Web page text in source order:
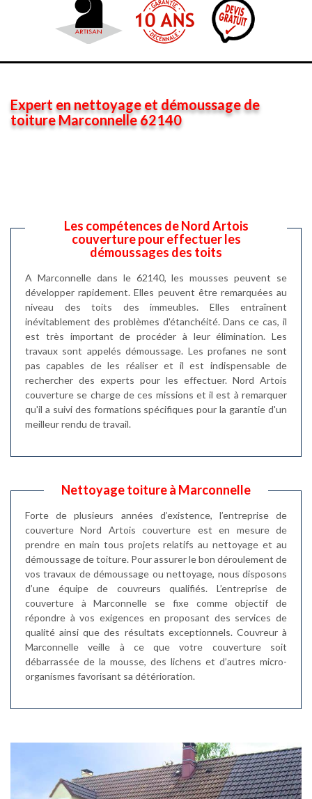
Expert en nettoyage et démoussage de
toiture Marconnelle 62140
Les compétences de Nord Artois
couverture pour effectuer les
démoussages des toits
A Marconnelle dans le 62140, les mousses peuvent se
développer rapidement. Elles peuvent être remarquées au
niveau des toits des immeubles. Elles entraînent
inévitablement des problèmes d'étanchéité. Dans ce cas, il
est très important de procéder à leur élimination. Les
travaux sont appelés démoussage. Les profanes ne sont
pas capables de les réaliser et il est indispensable de
rechercher des experts pour les effectuer. Nord Artois
couverture se charge de ces missions et il est à remarquer
qu'il a suivi des formations spécifiques pour la garantie d'un
meilleur rendu de travail.
Nettoyage toiture à Marconnelle
Forte de plusieurs années d’existence, l’entreprise de
couverture Nord Artois couverture est en mesure de
prendre en main tous projets relatifs au nettoyage et au
démoussage de toiture. Pour assurer le bon déroulement de
vos travaux de démoussage ou nettoyage, nous disposons
d’une équipe de couvreurs qualifiés. L’entreprise de
couverture à Marconnelle se fixe comme objectif de
répondre à vos exigences en proposant des services de
qualité ainsi que des résultats exceptionnels. Couvreur à
Marconnelle veille à ce que votre couverture soit
débarrassée de la mousse, des lichens et d’autres micro-
organismes favorisant sa détérioration.